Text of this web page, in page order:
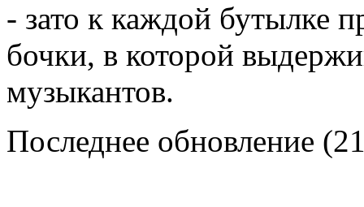
- зато к каждой бутылке
бочки, в которой
музыкантов.
Последнее обновление